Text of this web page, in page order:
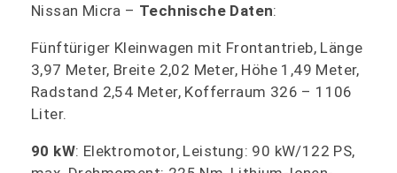
Nissan Micra – Technische Daten:
Fünftüriger Kleinwagen mit Frontantrieb, Länge
3,97 Meter, Breite 2,02 Meter, Höhe 1,49 Meter,
Radstand 2,54 Meter, Kofferraum 326 – 1106
Liter.
90 kW: Elektromotor, Leistung: 90 kW/122 PS,